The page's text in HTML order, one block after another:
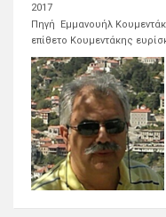
2017
Πηγή Εμμανουήλ
επίθετο Κουμεντάκης